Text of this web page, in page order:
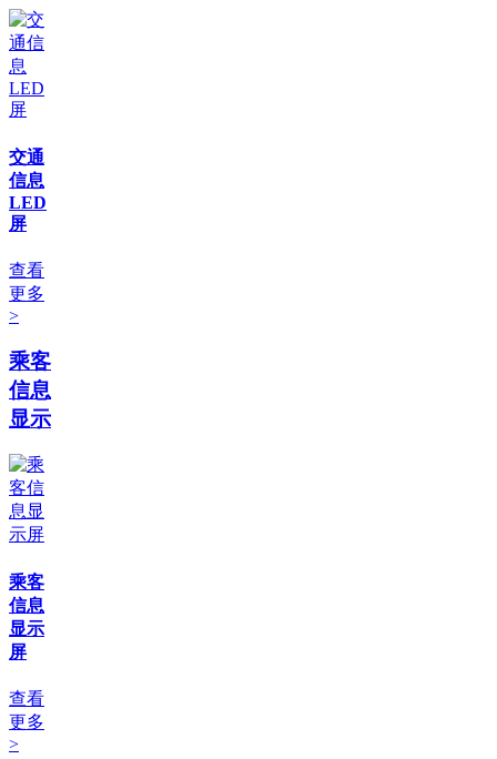
交通
信息
LED
屏
查看
更多
>
乘客
信息
显示
乘客
信息
显示
屏
查看
更多
>